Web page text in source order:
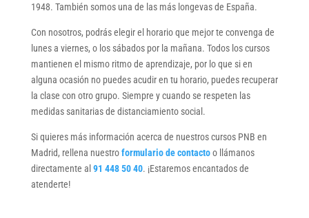
1948. También somos una de las más longevas de España.
Con nosotros, podrás elegir el horario que mejor te convenga de
lunes a viernes, o los sábados por la mañana. Todos los cursos
mantienen el mismo ritmo de aprendizaje, por lo que si en
alguna ocasión no puedes acudir en tu horario, puedes recuperar
la clase con otro grupo. Siempre y cuando se respeten las
medidas sanitarias de distanciamiento social.
Si quieres más información acerca de nuestros cursos PNB en
Madrid, rellena nuestroformulario de contactoo llámanos
directamente al 91 448 50 40. ¡Estaremos encantados de
atenderte!